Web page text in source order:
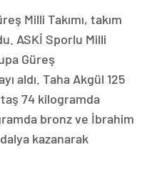
Milli Takımı, takım
ASKİ Sporlu Milli
Güreş
aldı. Taha Akgül 125
74 kilogramda
bronz ve İbrahim
kazanarak